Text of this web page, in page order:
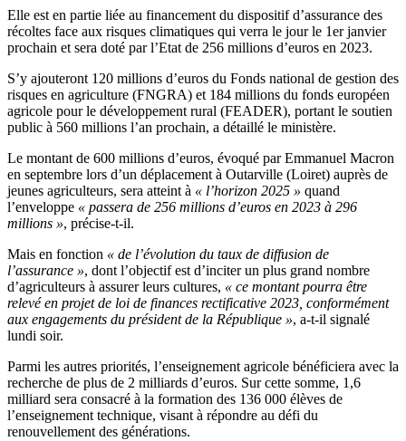
Elle est en partie liée au financement du dispositif d’assurance des
récoltes face aux risques climatiques qui verra le jour le 1er janvier
prochain et sera doté par l’Etat de 256 millions d’euros en 2023.
S’y ajouteront 120 millions d’euros du Fonds national de gestion des
risques en agriculture (FNGRA) et 184 millions du fonds européen
agricole pour le développement rural (FEADER), portant le soutien
public à 560 millions l’an prochain, a détaillé le ministère.
Le montant de 600 millions d’euros, évoqué par Emmanuel Macron
en septembre lors d’un déplacement à Outarville (Loiret) auprès de
jeunes agriculteurs, sera atteint à « l’horizon 2025 » quand
l’enveloppe « passera de 256 millions d’euros en 2023 à 296
millions », précise-t-il.
Mais en fonction « de l’évolution du taux de diffusion de
l’assurance », dont l’objectif est d’inciter un plus grand nombre
d’agriculteurs à assurer leurs cultures, « ce montant pourra être
relevé en projet de loi de finances rectificative 2023, conformément
aux engagements du président de la République », a-t-il signalé
lundi soir.
Parmi les autres priorités, l’enseignement agricole bénéficiera avec la
recherche de plus de 2 milliards d’euros. Sur cette somme, 1,6
milliard sera consacré à la formation des 136 000 élèves de
l’enseignement technique, visant à répondre au défi du
renouvellement des générations.